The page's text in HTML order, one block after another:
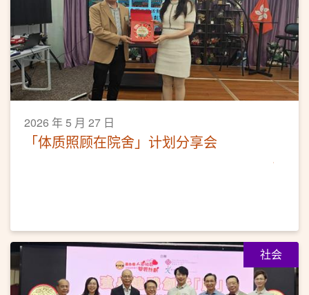
2026 年 5 月 27 日
「体质照顾在院舍」计划分享会
社会